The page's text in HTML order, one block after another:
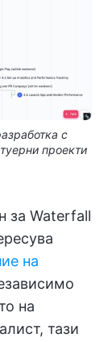
с
проекти
за Waterfall
на
на
тази